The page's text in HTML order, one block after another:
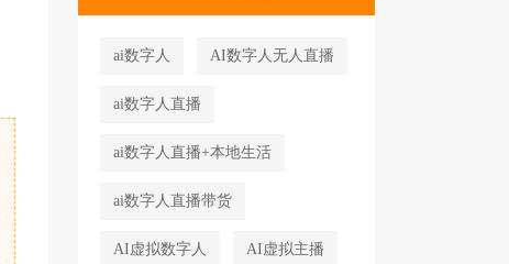
ai数字人 AI数字人无人直播
ai数字人直播
ai数字人直播+本地生活
ai数字人直播带货
AI虚拟数字人 AI虚拟主播